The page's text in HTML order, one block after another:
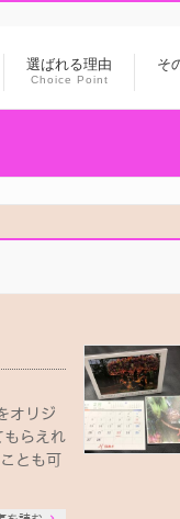
選ばれる理由
Choice Point
そ
オリジ
もらえれ
とも可